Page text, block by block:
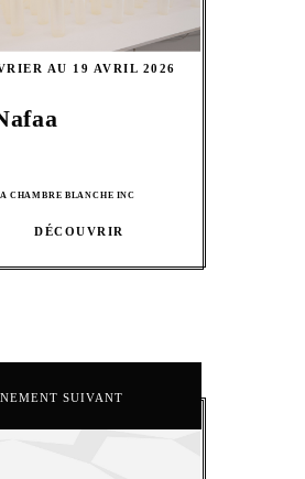
AU 19 AVRIL 2026
CHAMBRE BLANCHE INC
DÉCOUVRIR
SUIVANT